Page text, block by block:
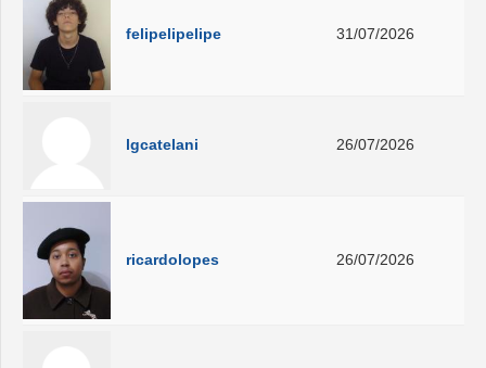
felipelipelipe 31/07/2026
lgcatelani 26/07/2026
ricardolopes 26/07/2026